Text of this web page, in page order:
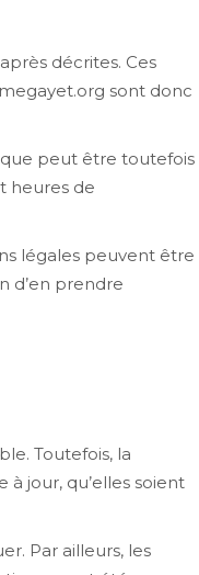
décrites. Ces
sont donc
peut être toutefois
heures de
légales peuvent être
d’en prendre
Toutefois, la
jour, qu’elles soient
Par ailleurs, les